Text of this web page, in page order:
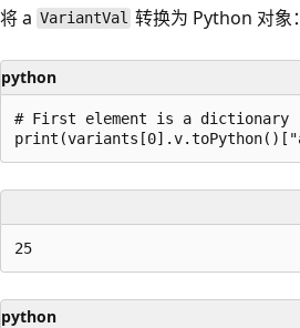
将 a VariantVal 转换为 Python 对象：
python
# First element is a dictionary
python